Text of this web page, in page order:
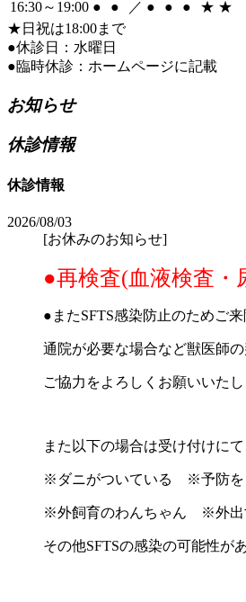
16:30～19:00 ● ● ／ ● ● ● ★ ★
★日祝は18:00まで
●休診日：水曜日
●臨時休診：ホームページに記載
お知らせ
休診情報
休診情報
2026/08/03
[お休みのお知らせ]
●再検査(血液検査・
●またSFTS感染防止のためご
通院が必要な場合など獣医師
ご協力をよろしくお願いいたし
また以下の場合は受け付けに
※ダニがついている ※予防を
※外飼育のわんちゃん ※外出
その他SFTSの感染の可能性が